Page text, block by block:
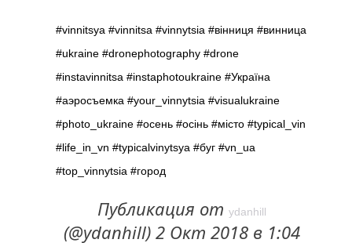
#vinnitsya #vinnitsa #vinnytsia #вінниця #винница
#ukraine #dronephotography #drone
#instavinnitsa #instaphotoukraine #Україна
#аэросъемка #your_vinnytsia #visualukraine
#photo_ukraine #осень #осінь #місто #typical_vin
#life_in_vn #typicalvinytsya #буг #vn_ua
#top_vinnytsia #город
Публикация от ydanhill
(@ydanhill) 2 Окт 2018 в 1:04